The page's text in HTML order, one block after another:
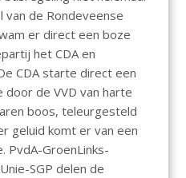
de Rondeveense
er direct een boze
het CDA en
CDA starte direct een
door de VVD van harte
boos, teleurgesteld
geluid komt er van een
PvdA-GroenLinks-
SGP delen de